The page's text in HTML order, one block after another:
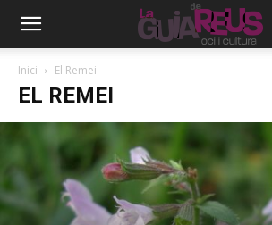
Inici El Remei
EL REMEI